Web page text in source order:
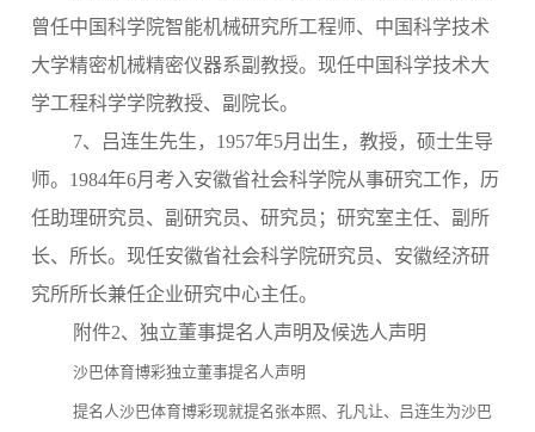
曾任中国科学院智能机械研究所工程师、中国科学技术
大学精密机械精密仪器系副教授。现任中国科学技术大
学工程科学学院教授、副院长。
7、吕连生先生，1957年5月出生，教授，硕士生导
师。1984年6月考入安徽省社会科学院从事研究工作，历
任助理研究员、副研究员、研究员；研究室主任、副所
长、所长。现任安徽省社会科学院研究员、安徽经济研
究所所长兼任企业研究中心主任。
附件2、独立董事提名人声明及候选人声明
沙巴体育博彩独立董事提名人声明
提名人沙巴体育博彩现就提名张本照、孔凡让、吕连生为沙巴